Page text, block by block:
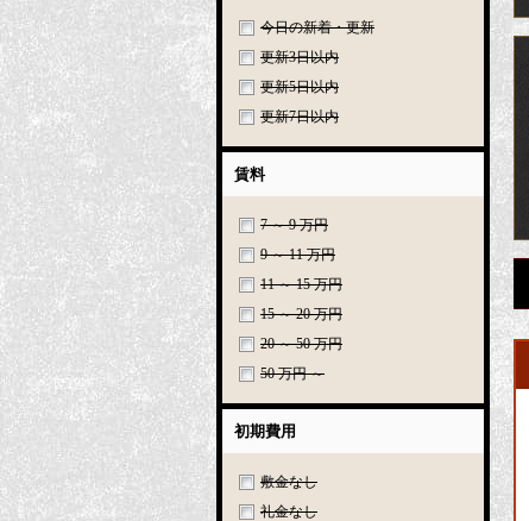
今日の新着・更新
更新3日以内
更新5日以内
更新7日以内
賃料
7 ～ 9 万円
9 ～ 11 万円
11 ～ 15 万円
15 ～ 20 万円
20 ～ 50 万円
50 万円 ～
初期費用
敷金なし
礼金なし